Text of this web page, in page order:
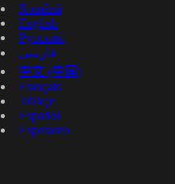
Română
English
Русский
فارسی
中文 (中国)
Français
Türkçe
Español
Esperanto